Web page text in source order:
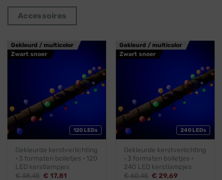
Accessoires
120 LEDs
Gekleurd / multicolor
Zwart snoer
Gekleurde kerstverlichting
· 3 formaten bolletjes · 120
LED kerstlampjes
€38,45 Oorspronkelijke
€ 17,81
240 LEDs
Gekleurd / multicolor
Zwart snoer
Gekleurde kerstverlichting
· 3 formaten bolletjes ·
240 LED kerstlampjes
€60,45 Oorspronkelijke
€ 29,69